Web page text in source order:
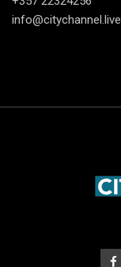
info@citychannel.live